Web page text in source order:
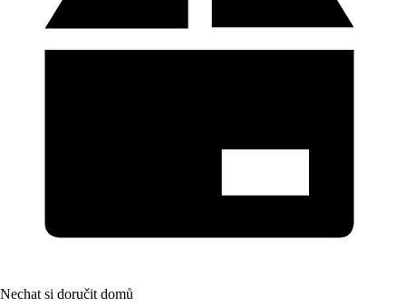
Nechat si doručit domů